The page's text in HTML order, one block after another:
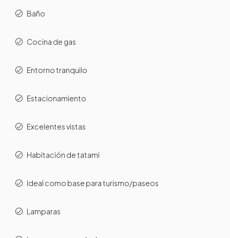
Baño
Cocina de gas
Entorno tranquilo
Estacionamiento
Excelentes vistas
Habitación de tatami
Ideal como base para turismo/paseos
Lamparas